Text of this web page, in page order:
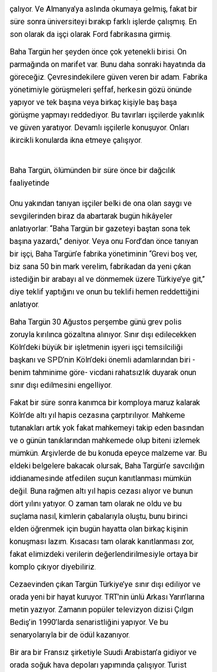
çalıyor. Ve Almanya’ya aslında okumaya gelmiş, fakat bir
süre sonra üniversiteyi bırakıp farklı işlerde çalışmış. En
son olarak da işçi olarak Ford fabrikasına girmiş.
Baha Targün her şeyden önce çok yetenekli birisi. On
parmağında on marifet var. Bunu daha sonraki hayatında da
göreceğiz. Çevresindekilere güven veren bir adam. Fabrika
yönetimiyle görüşmeleri şeffaf, herkesin gözü önünde
yapıyor ve tek başına veya birkaç kişiyle baş başa
görüşme yapmayı reddediyor. Bu tavırları işçilerde yakınlık
ve güven yaratıyor. Devamlı işçilerle konuşuyor. Onları
ikircikli konularda ikna etmeye çalışıyor.
Baha Targün, ölümünden bir süre önce bir dağcılık
faaliyetinde
Onu yakından tanıyan işçiler belki de ona olan saygı ve
sevgilerinden biraz da abartarak bugün hikâyeler
anlatıyorlar: “Baha Targün bir gazeteyi baştan sona tek
başına yazardı,” deniyor. Veya onu Ford’dan önce tanıyan
bir işçi, Baha Targün’e fabrika yönetiminin “Grevi boş ver,
biz sana 50 bin mark verelim, fabrikadan da yeni çıkan
istediğin bir arabayı al ve dönmemek üzere Türkiye’ye git,”
diye teklif yaptığını ve onun bu teklifi hemen reddettiğini
anlatıyor.
Baha Targün 30 Ağustos perşembe günü grev polis
zoruyla kırılınca gözaltına alınıyor. Sınır dışı edilecekken
Köln’deki büyük bir işletmenin işyeri işçi temsilciliği
başkanı ve SPD’nin Köln’deki önemli adamlarından biri -
benim tahminime göre- vicdani rahatsızlık duyarak onun
sınır dışı edilmesini engelliyor.
Fakat bir süre sonra kanımca bir komploya maruz kalarak
Köln’de altı yıl hapis cezasına çarptırılıyor. Mahkeme
tutanakları artık yok fakat mahkemeyi takip eden basından
ve o günün tanıklarından mahkemede olup biteni izlemek
mümkün. Arşivlerde de bu konuda epeyce malzeme var. Bu
eldeki belgelere bakacak olursak, Baha Targün’e savcılığın
iddianamesinde atfedilen suçun kanıtlanması mümkün
değil. Buna rağmen altı yıl hapis cezası alıyor ve bunun
dört yılını yatıyor. O zaman tam olarak ne oldu ve bu
suçlama nasıl, kimlerin çabalarıyla oluştu, bunu birinci
elden öğrenmek için bugün hayatta olan birkaç kişinin
konuşması lazım. Kısacası tam olarak kanıtlanması zor,
fakat elimizdeki verilerin değerlendirilmesiyle ortaya bir
komplo çıkıyor diyebiliriz.
Cezaevinden çıkan Targün Türkiye’ye sınır dışı ediliyor ve
orada yeni bir hayat kuruyor. TRT’nin ünlü Arkası Yarın’larına
metin yazıyor. Zamanın popüler televizyon dizisi Çılgın
Bediş’in 1990’larda senaristliğini yapıyor. Ve bu
senaryolarıyla bir de ödül kazanıyor.
Bir ara bir Fransız şirketiyle Suudi Arabistan’a gidiyor ve
orada soğuk hava depoları yapımında çalışıyor. Turist